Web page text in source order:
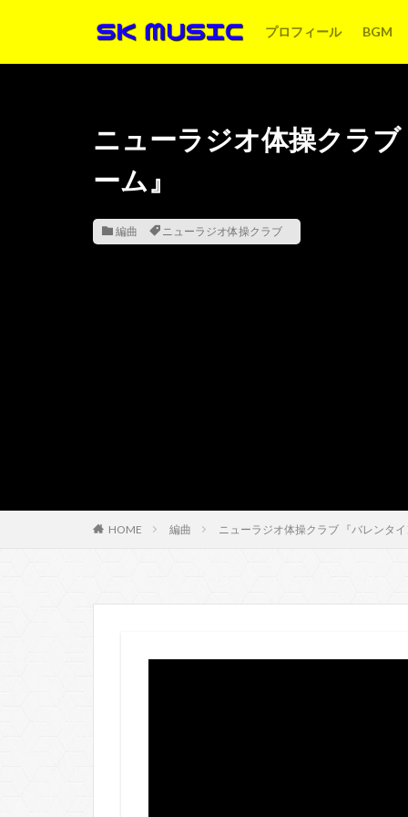
プロフィール BGM
ニューラジオ体操クラ
ーム』
編曲 ニューラジオ体操クラブ
HOME 編曲 ニューラジオ体操クラブ 『バレンタ